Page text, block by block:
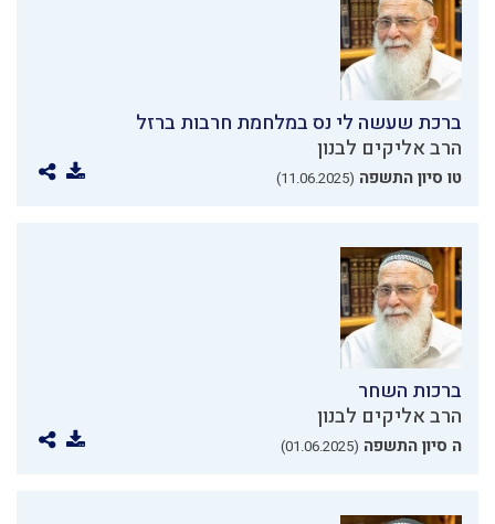
ברכת שעשה לי נס במלחמת חרבות ברזל
הרב אליקים לבנון
טו סיון התשפה (11.06.2025)
ברכות השחר
הרב אליקים לבנון
ה סיון התשפה (01.06.2025)